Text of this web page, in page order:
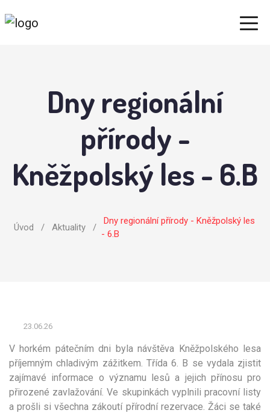
Dny regionální
přírody -
Kněžpolský les - 6.B
Úvod / Aktuality /
Dny regionální přírody - Kněžpolský les
- 6.B
23.06.26
V horkém pátečním dni byla návštěva Kněžpolského lesa
příjemným chladivým zážitkem. Třída 6. B se vydala zjistit
zajímavé informace o významu lesů a jejich přínosu pro
přirozené zavlažování. Ve skupinkách vyplnili pracovní listy
a prošli si všechna zákoutí přírodní rezervace. Žáci se také